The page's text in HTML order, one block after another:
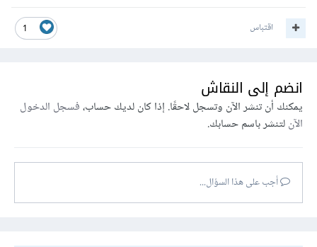
1 اقتباس
انضم إلى النقاش
يمكنك أن تنشر الآن وتسجل لاحقًا. إذا كان لديك حساب،فسجل الدخول
الآنلتنشر باسم حسابك.
أجب على هذا السؤال...